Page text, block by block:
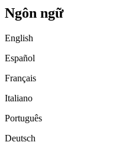
Ngôn ngữ
English
Español
Français
Italiano
Português
Deutsch